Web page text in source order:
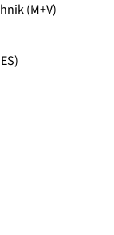
(M+V)